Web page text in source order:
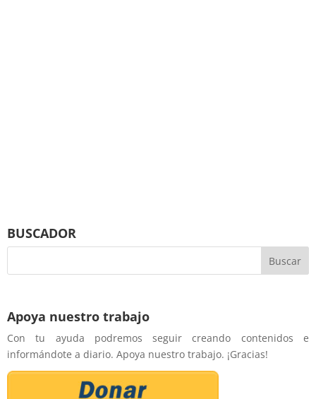
BUSCADOR
Apoya nuestro trabajo
Con tu ayuda podremos seguir creando contenidos e
informándote a diario. Apoya nuestro trabajo. ¡Gracias!